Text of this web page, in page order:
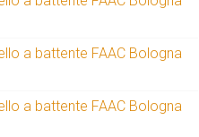
a battente FAAC Bologna
a battente FAAC Bologna